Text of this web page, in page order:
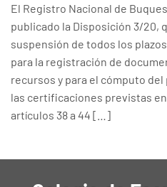
El Registro Nacional de Buques
publicado la Disposición 3/20,
suspensión de todos los
para la registración de
recursos y para el cómputo del
las certificaciones previstas en
artículos 38 a 44 […]